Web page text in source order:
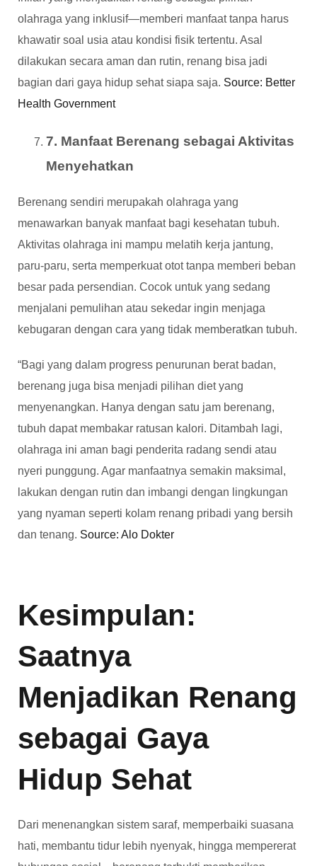
olahraga yang inklusif—memberi manfaat tanpa harus
khawatir soal usia atau kondisi fisik tertentu. Asal
dilakukan secara aman dan rutin, renang bisa jadi
bagian dari gaya hidup sehat siapa saja. Source: Better
Health Government
7. Manfaat Berenang sebagai Aktivitas
Menyehatkan
Berenang sendiri merupakah olahraga yang
menawarkan banyak manfaat bagi kesehatan tubuh.
Aktivitas olahraga ini mampu melatih kerja jantung,
paru-paru, serta memperkuat otot tanpa memberi beban
besar pada persendian. Cocok untuk yang sedang
menjalani pemulihan atau sekedar ingin menjaga
kebugaran dengan cara yang tidak memberatkan tubuh.
“Bagi yang dalam progress penurunan berat badan,
berenang juga bisa menjadi pilihan diet yang
menyenangkan. Hanya dengan satu jam berenang,
tubuh dapat membakar ratusan kalori. Ditambah lagi,
olahraga ini aman bagi penderita radang sendi atau
nyeri punggung. Agar manfaatnya semakin maksimal,
lakukan dengan rutin dan imbangi dengan lingkungan
yang nyaman seperti kolam renang pribadi yang bersih
dan tenang. Source: Alo Dokter
Kesimpulan:
Saatnya
Menjadikan Renang
sebagai Gaya
Hidup Sehat
Dari menenangkan sistem saraf, memperbaiki suasana
hati, membantu tidur lebih nyenyak, hingga mempererat